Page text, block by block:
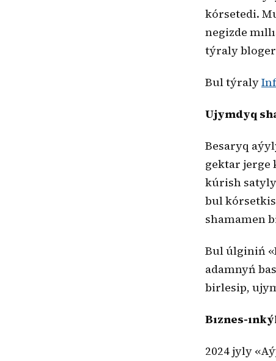
kórsetedi.
negizde
týraly
Bul týraly
Ujymdyq
Besaryq
gektar jerge
kúrish
bul
shamamen
Bul úlginiń
adamnyń
birlesip,
Bıznes-
2024 jyly